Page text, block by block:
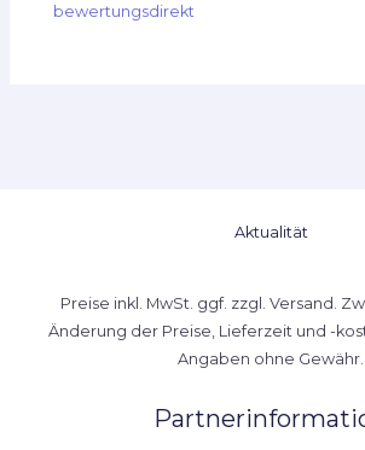
bewertungsdirekt
Aktualität
Preise inkl. MwSt. ggf. zzgl. Versand.
Änderung der Preise, Lieferzeit und -
Angaben ohne Gewähr.